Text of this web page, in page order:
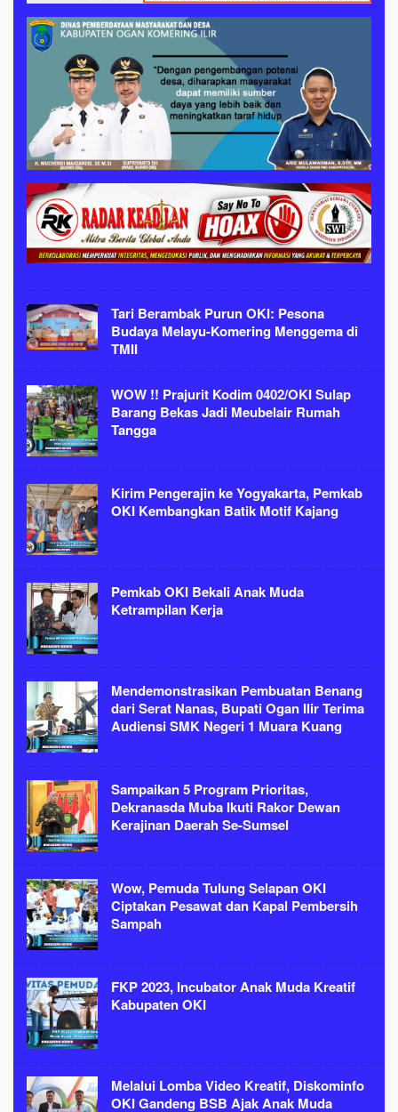
Tari Berambak Purun OKI: Pesona
Budaya Melayu-Komering Menggema di
TMII
WOW !! Prajurit Kodim 0402/OKI Sulap
Barang Bekas Jadi Meubelair Rumah
Tangga
Kirim Pengerajin ke Yogyakarta, Pemkab
OKI Kembangkan Batik Motif Kajang
Pemkab OKI Bekali Anak Muda
Ketrampilan Kerja
Mendemonstrasikan Pembuatan Benang
dari Serat Nanas, Bupati Ogan Ilir Terima
Audiensi SMK Negeri 1 Muara Kuang
Sampaikan 5 Program Prioritas,
Dekranasda Muba Ikuti Rakor Dewan
Kerajinan Daerah Se-Sumsel
Wow, Pemuda Tulung Selapan OKI
Ciptakan Pesawat dan Kapal Pembersih
Sampah
FKP 2023, Incubator Anak Muda Kreatif
Kabupaten OKI
Melalui Lomba Video Kreatif, Diskominfo
OKI Gandeng BSB Ajak Anak Muda